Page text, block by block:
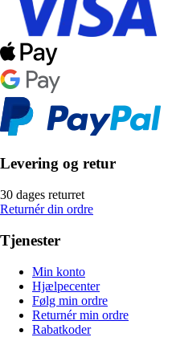
Levering og retur
30 dages returret
Returnér din ordre
Tjenester
Min konto
Hjælpecenter
Følg min ordre
Returnér min ordre
Rabatkoder